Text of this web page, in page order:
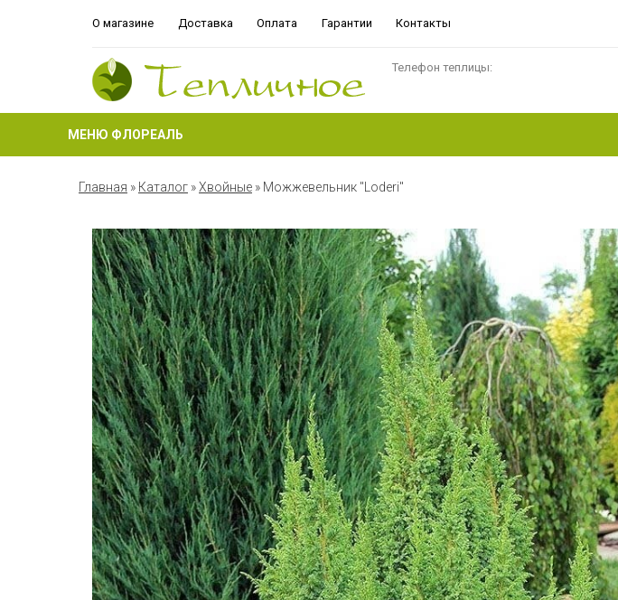
О магазине Доставка Оплата Гарантии Контакты
Телефон теплицы:
МЕНЮ ФЛОРЕАЛЬ
Главная » Каталог »Хвойные » Можжевельник "Loderi"